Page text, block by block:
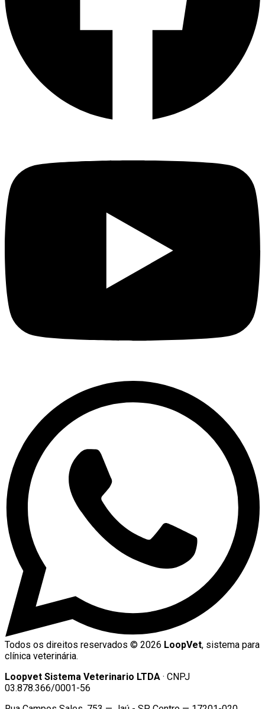
Todos os direitos reservados © 2026 LoopVet, sistema para
clínica veterinária.
Loopvet Sistema Veterinario LTDA · CNPJ
03.878.366/0001-56